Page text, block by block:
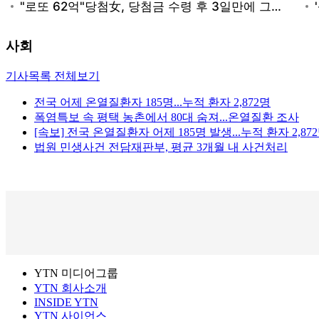
사회
기사목록 전체보기
전국 어제 온열질환자 185명...누적 환자 2,872명
폭염특보 속 평택 농촌에서 80대 숨져...온열질환 조사
[속보] 전국 온열질환자 어제 185명 발생...누적 환자
법원 민생사건 전담재판부, 평균 3개월 내 사건처리
YTN 미디어그룹
YTN 회사소개
INSIDE YTN
YTN 사이언스